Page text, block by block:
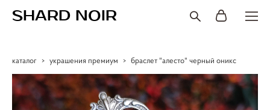
SHARD NOIR
каталог > украшения премиум > браслет "алесто" черный оникс